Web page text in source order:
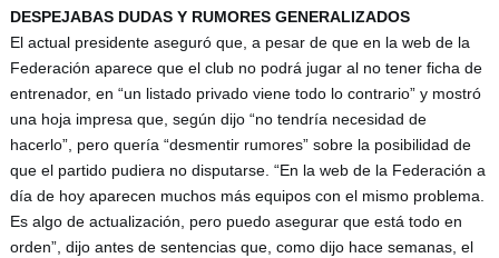
DESPEJABAS DUDAS Y RUMORES GENERALIZADOS
El actual presidente aseguró que, a pesar de que en la web de la
Federación aparece que el club no podrá jugar al no tener ficha de
entrenador, en “un listado privado viene todo lo contrario” y mostró
una hoja impresa que, según dijo “no tendría necesidad de
hacerlo”, pero quería “desmentir rumores” sobre la posibilidad de
que el partido pudiera no disputarse. “En la web de la Federación a
día de hoy aparecen muchos más equipos con el mismo problema.
Es algo de actualización, pero puedo asegurar que está todo en
orden”, dijo antes de sentencias que, como dijo hace semanas, el